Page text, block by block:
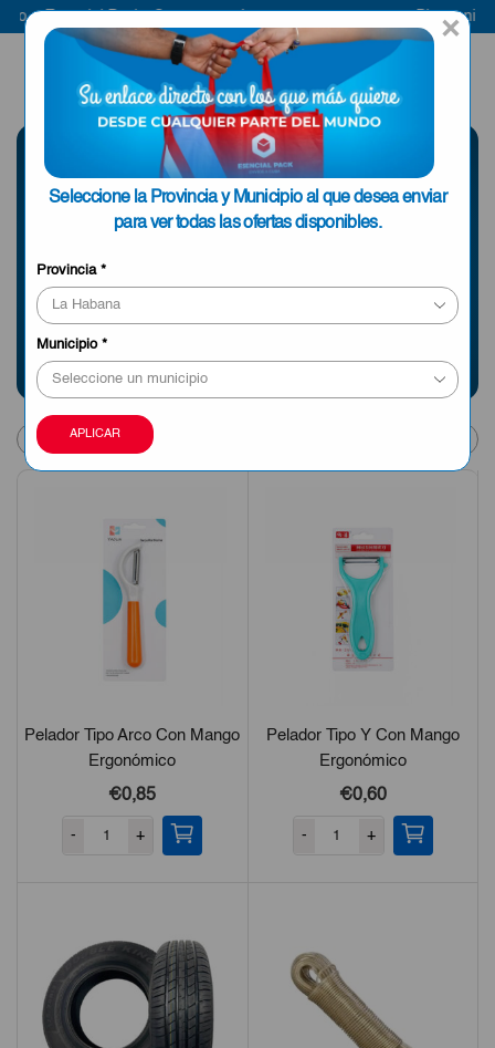
×
Seleccione la Provincia y Municipio al que desea enviar
para ver todas las ofertas disponibles.
Provincia*
Municipio*
APLICAR
Esencial Pack Bienvenido a
ENVIAR A LA
HABANA
SELECCIONE UNA
PROVINCIA
Información sobre envíos y tiempos de entrega
page
Pelador Tipo Arco Con Mango
Ergonómico
€0,85
- +
Pelador Tipo Y Con Mango
Ergonómico
€0,60
- +